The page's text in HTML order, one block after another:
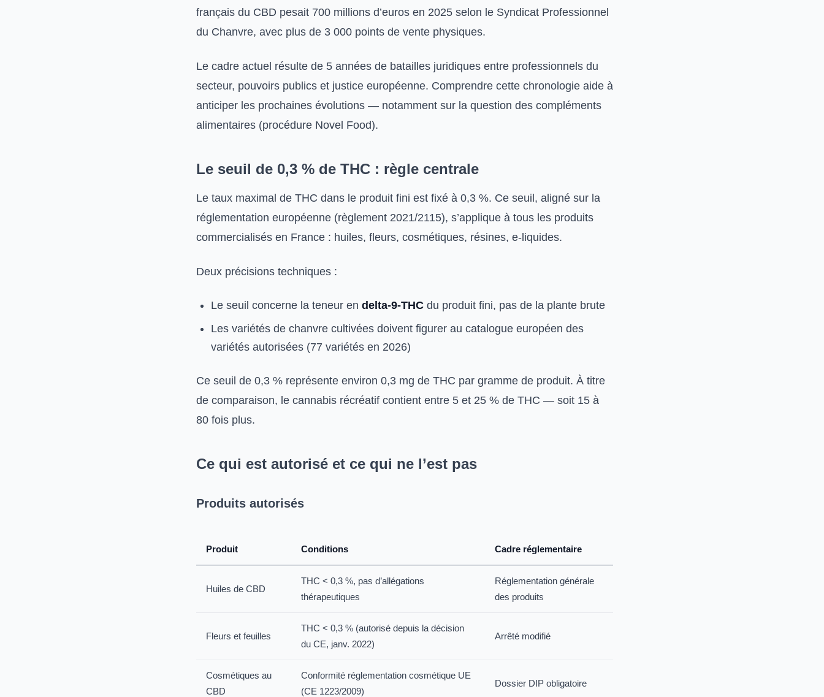
français du CBD pesait 700 millions d’euros en 2025 selon le Syndicat Professionnel
du Chanvre, avec plus de 3 000 points de vente physiques.
Le cadre actuel résulte de 5 années de batailles juridiques entre professionnels du
secteur, pouvoirs publics et justice européenne. Comprendre cette chronologie aide à
anticiper les prochaines évolutions — notamment sur la question des compléments
alimentaires (procédure Novel Food).
Le seuil de 0,3 % de THC : règle centrale
Le taux maximal de THC dans le produit fini est fixé à 0,3 %. Ce seuil, aligné sur la
réglementation européenne (règlement 2021/2115), s’applique à tous les produits
commercialisés en France : huiles, fleurs, cosmétiques, résines, e-liquides.
Deux précisions techniques :
Le seuil concerne la teneur en delta-9-THC du produit fini, pas de la plante brute
Les variétés de chanvre cultivées doivent figurer au catalogue européen des
variétés autorisées (77 variétés en 2026)
Ce seuil de 0,3 % représente environ 0,3 mg de THC par gramme de produit. À titre
de comparaison, le cannabis récréatif contient entre 5 et 25 % de THC — soit 15 à
80 fois plus.
Ce qui est autorisé et ce qui ne l’est pas
Produits autorisés
Produit Conditions Cadre réglementaire
Huiles de CBD
THC < 0,3 %, pas d’allégations
thérapeutiques
Réglementation générale
des produits
Fleurs et feuilles
THC < 0,3 % (autorisé depuis la décision
du CE, janv. 2022)
Arrêté modifié
Cosmétiques au
CBD
Conformité réglementation cosmétique UE
(CE 1223/2009)
Dossier DIP obligatoire